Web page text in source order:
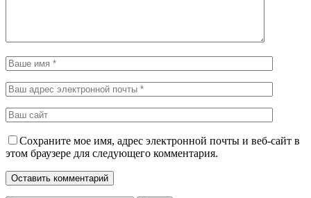
Сохраните мое имя, адрес электронной почты и веб-сайт в
этом браузере для следующего комментария.